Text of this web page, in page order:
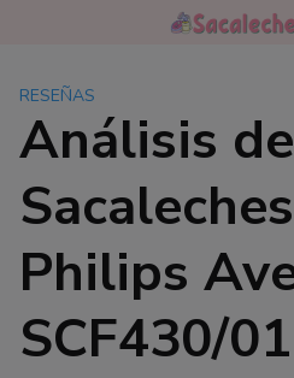
RESEÑAS
Análisis
Philips
SCF430/